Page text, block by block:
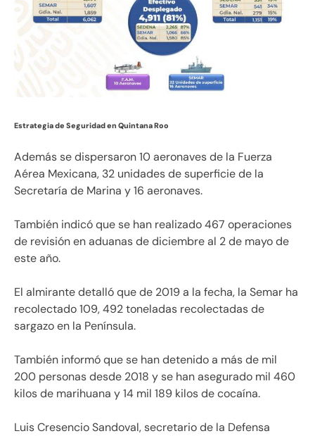
Estrategia de Seguridad en Quintana Roo
Además se dispersaron 10 aeronaves de la Fuerza
Aérea Mexicana, 32 unidades de superficie de la
Secretaría de Marina y 16 aeronaves.
También indicó que se han realizado 467 operaciones
de revisión en aduanas de diciembre al 2 de mayo de
este año.
El almirante detalló que de 2019 a la fecha, la Semar ha
recolectado 109, 492 toneladas recolectadas de
sargazo en la Península.
También informó que se han detenido a más de mil
200 personas desde 2018 y se han asegurado mil 460
kilos de marihuana y 14 mil 189 kilos de cocaína.
Luis Cresencio Sandoval, secretario de la Defensa